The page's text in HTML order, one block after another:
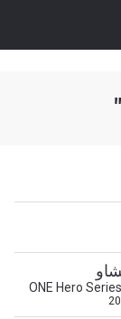
ONE Hero